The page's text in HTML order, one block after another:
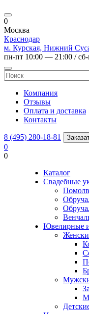
0
Москва
Краснодар
м. Курская, Нижний
пн-пт 10:00 — 21:00 /
Компания
Отзывы
Оплата и доставка
Контакты
8 (495) 280-18-81
0
0
Каталог
Свадебные
Ювелирные